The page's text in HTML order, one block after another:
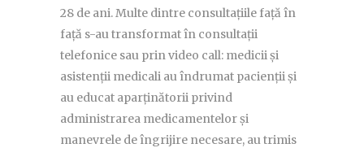
28 de ani. Multe dintre consultațiile față în
față s-au transformat în consultații
telefonice sau prin video call: medicii și
asistenții medicali au îndrumat pacienții și
au educat aparținătorii privind
administrarea medicamentelor și
manevrele de îngrijire necesare, au trimis